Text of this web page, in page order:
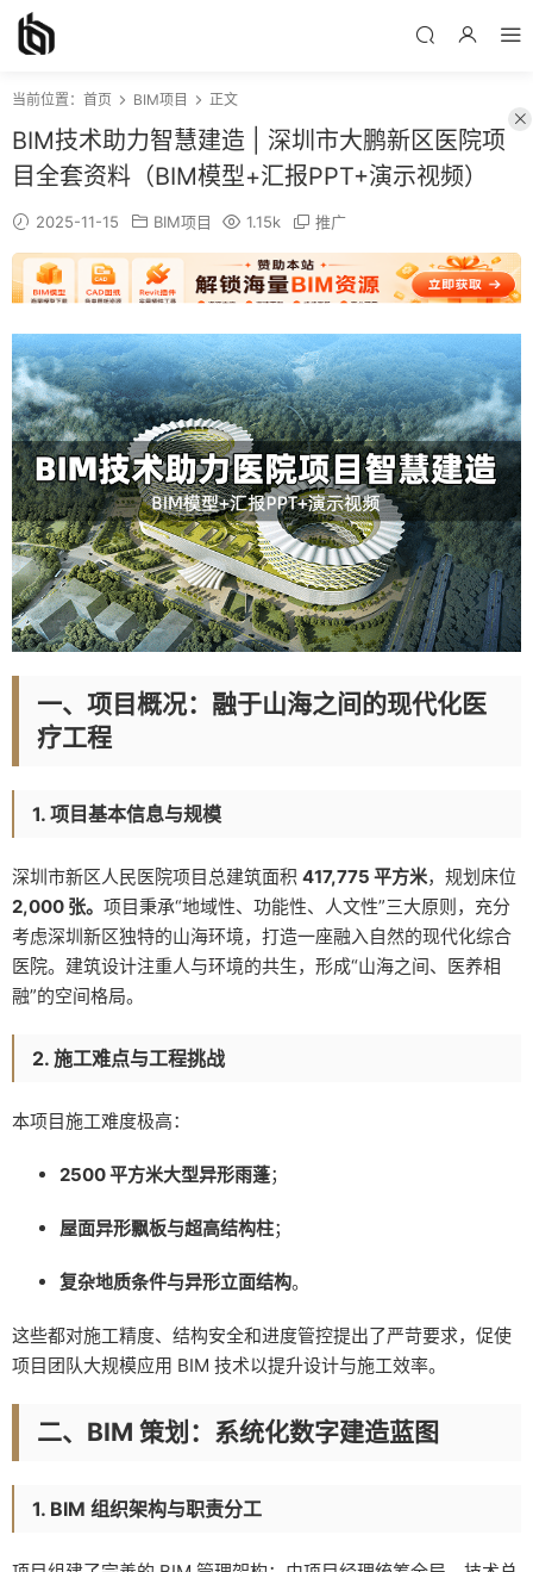
当前位置： 首页 BIM项目 正文
BIM技术助力智慧建造 | 深圳市大鹏新区医院项
目全套资料（BIM模型+汇报PPT+演示视频）
2025-11-15 BIM项目 1.15k 推广
一、项目概况：融于山海之间的现代化医
疗工程
1. 项目基本信息与规模
深圳市新区人民医院项目总建筑面积 417,775 平方米，规划床位
2,000 张。 项目秉承“地域性、功能性、人文性”三大原则，充分
考虑深圳新区独特的山海环境，打造一座融入自然的现代化综合
医院。建筑设计注重人与环境的共生，形成“山海之间、医养相
融”的空间格局。
2. 施工难点与工程挑战
本项目施工难度极高：
2500 平方米大型异形雨蓬；
屋面异形飘板与超高结构柱；
复杂地质条件与异形立面结构。
这些都对施工精度、结构安全和进度管控提出了严苛要求，促使
项目团队大规模应用 BIM 技术以提升设计与施工效率。
二、BIM 策划：系统化数字建造蓝图
1. BIM 组织架构与职责分工